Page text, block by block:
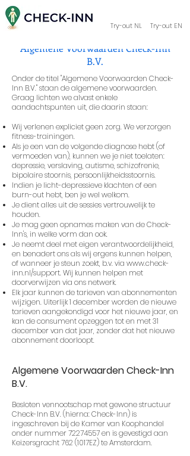
Try-out NL Try-out EN
Algemene Voorwaarden Check-Inn
B.V.
Onder de titel "Algemene Voorwaarden Check-
Inn B.V." staan de algemene voorwaarden.
Graag lichten we alvast enkele
aandachtspunten uit, die daarin staan:
Wij verlenen expliciet geen zorg. We verzorgen
fitness-trainingen.
Als je een van de volgende diagnose hebt (of
vermoeden van), kunnen we je niet toelaten:
depressie, verslaving, autisme, schizofrenie,
bipolaire stoornis, persoonlijkheidsstoornis.
Indien je licht-depressieve klachten of een
burn-out hebt, ben je wel welkom.
Je dient alles uit de sessies vertrouwelijk te
houden.
Je mag geen opnames maken van de Check-
Inn's, in welke vorm dan ook.
Je neemt deel met eigen verantwoordelijkheid,
en benadert ons als wij ergens kunnen helpen,
of wanneer je steun zoekt, b.v. via www.check-
inn.nl/support.Wij kunnen helpen met
doorverwijzen via ons netwerk.
Elk jaar kunnen de tarieven van abonnementen
wijzigen. Uiterlijk 1 december worden de nieuwe
tarieven aangekondigd voor het nieuwe jaar, en
kan de consument opzeggen tot en met 31
december van dat jaar, zonder dat het nieuwe
abonnement doorloopt.
Algemene Voorwaarden Check-Inn
B.V.
Besloten vennootschap met gewone structuur
Check-Inn B.V. (hierna: Check-Inn) is
ingeschreven bij de Kamer van Koophandel
onder nummer72274557en is gevestigd aan
Keizersgracht 762 (1017EZ) te Amsterdam.